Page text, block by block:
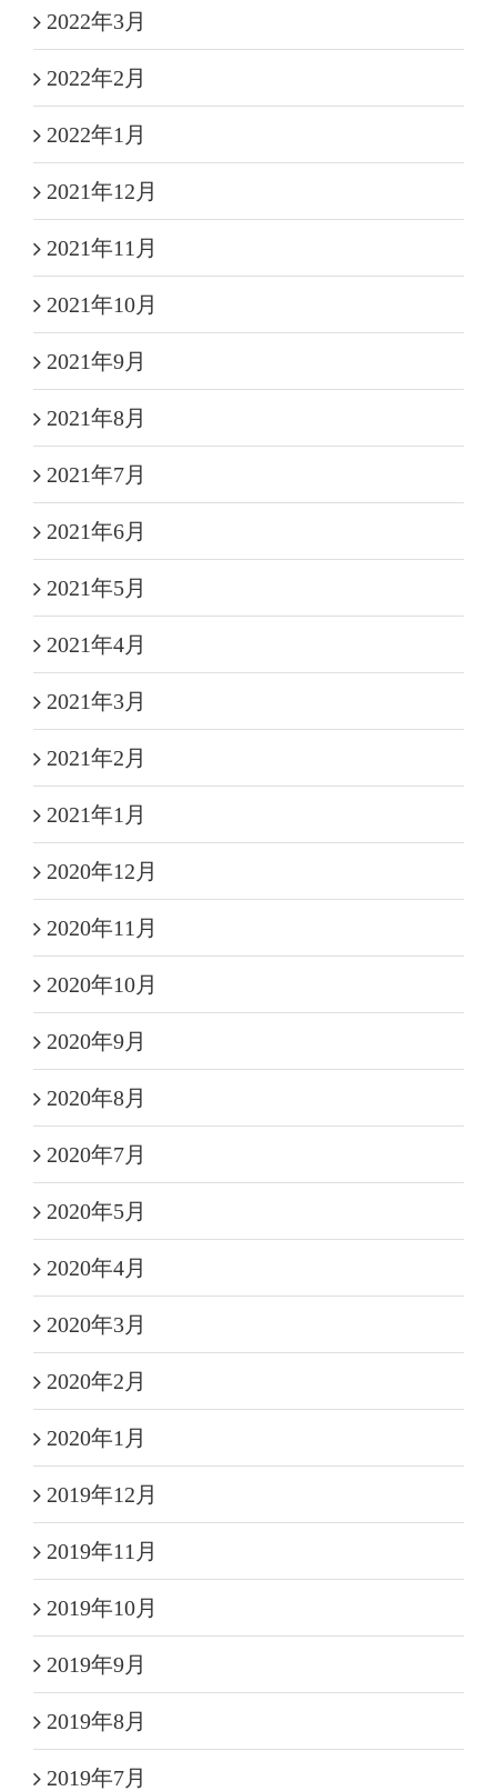
2022年3月
2022年2月
2022年1月
2021年12月
2021年11月
2021年10月
2021年9月
2021年8月
2021年7月
2021年6月
2021年5月
2021年4月
2021年3月
2021年2月
2021年1月
2020年12月
2020年11月
2020年10月
2020年9月
2020年8月
2020年7月
2020年5月
2020年4月
2020年3月
2020年2月
2020年1月
2019年12月
2019年11月
2019年10月
2019年9月
2019年8月
2019年7月